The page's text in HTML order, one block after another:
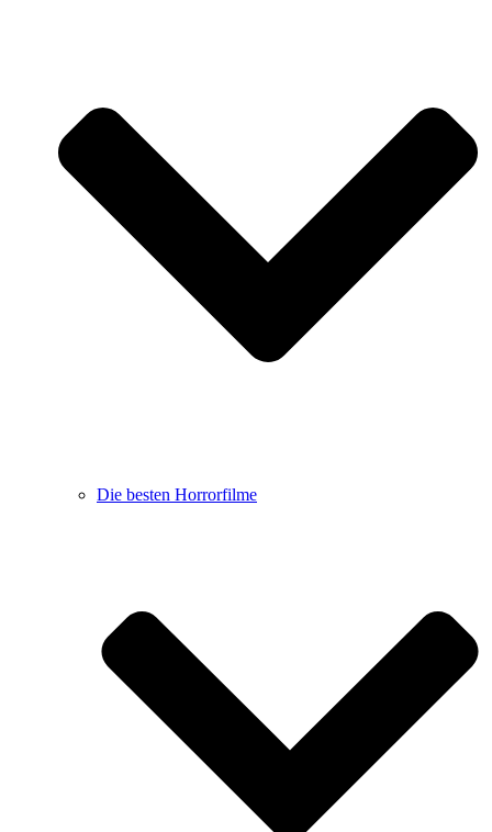
Die besten Horrorfilme